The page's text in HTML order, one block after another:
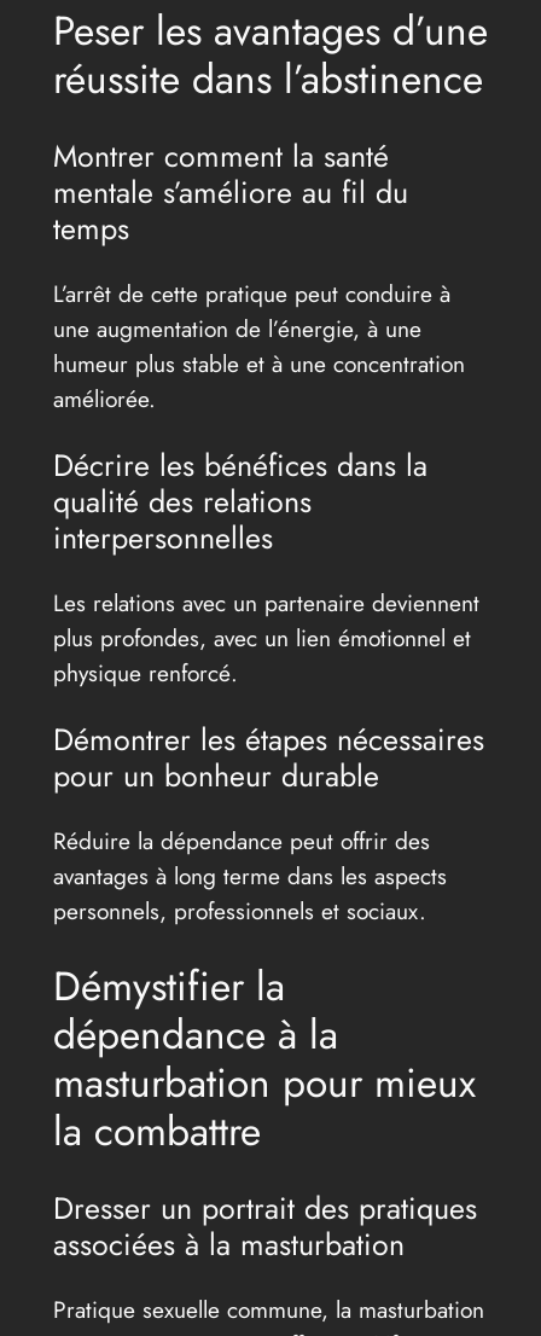
Peser les avantages d’une
réussite dans l’abstinence
Montrer comment la santé
mentale s’améliore au fil du
temps
L’arrêt de cette pratique peut conduire à
une augmentation de l’énergie, à une
humeur plus stable et à une concentration
améliorée.
Décrire les bénéfices dans la
qualité des relations
interpersonnelles
Les relations avec un partenaire deviennent
plus profondes, avec un lien émotionnel et
physique renforcé.
Démontrer les étapes nécessaires
pour un bonheur durable
Réduire la dépendance peut offrir des
avantages à long terme dans les aspects
personnels, professionnels et sociaux.
Démystifier la
dépendance à la
masturbation pour mieux
la combattre
Dresser un portrait des pratiques
associées à la masturbation
Pratique sexuelle commune, la masturbation